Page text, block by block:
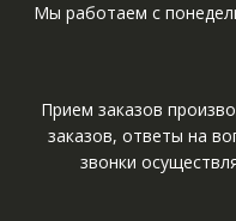
Мы работаем с
Прием заказов
заказов, ответы на
звонки